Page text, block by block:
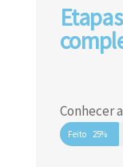
Conhecer
Feito 25%